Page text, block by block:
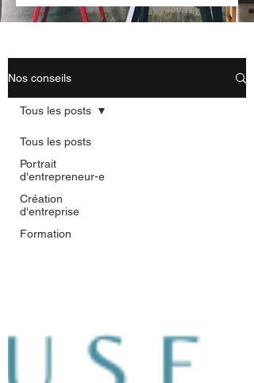
Nos conseils
Tous les posts
Portrait
d'entrepreneur-e
Création
d'entreprise
Formation
Tous les posts